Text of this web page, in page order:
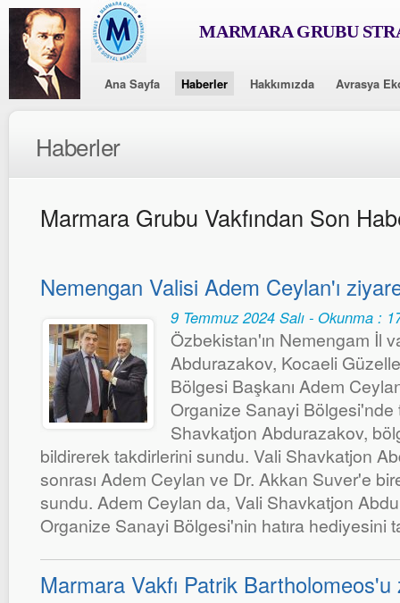
MARMARA GRUBU
Ana Sayfa Haberler Hakkımızda Avrasya
Haberler
Marmara Grubu Vakfından Son
Nemengan Valisi Adem Ceylan'ı
9 Temmuz 2024 Salı - Okunma :
Özbekistan'ın Nemengam İl
Abdurazakov, Kocaeli
Bölgesi Başkanı Adem
Organize Sanayi
Shavkatjon Abdurazakov,
bildirerek takdirlerini sundu. Vali Shavkatjon
sonrası Adem Ceylan ve Dr. Akkan Suver'e
sundu. Adem Ceylan da, Vali Shavkatjon
Organize Sanayi Bölgesi'nin hatıra hediyesini
Marmara Vakfı Patrik